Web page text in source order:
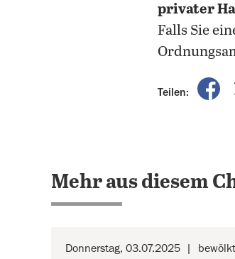
privater
Falls Sie
Teilen:
Mehr aus diesem
Donnerstag, 03.07.2025